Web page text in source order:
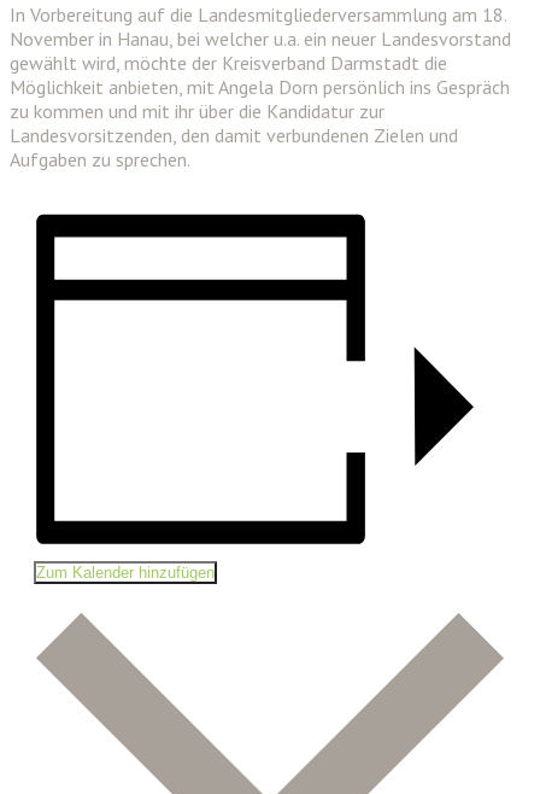
In Vorbereitung auf die Landesmitgliederversammlung am 18.
November in Hanau, bei welcher u.a. ein neuer Landesvorstand
gewählt wird, möchte der Kreisverband Darmstadt die
Möglichkeit anbieten, mit Angela Dorn persönlich ins Gespräch
zu kommen und mit ihr über die Kandidatur zur
Landesvorsitzenden, den damit verbundenen Zielen und
Aufgaben zu sprechen.
Zum Kalender hinzufügen